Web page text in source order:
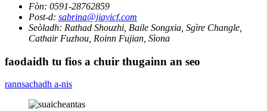
Fòn: 0591-28762859
Post-d: sabrina@jiayicf.com
Seòladh: Rathad Shouzhi, Baile Songxia, Sgìre Changle,
Cathair Fuzhou, Roinn Fujian, Sìona
faodaidh tu fios a chuir thugainn an seo
rannsachadh a-nis